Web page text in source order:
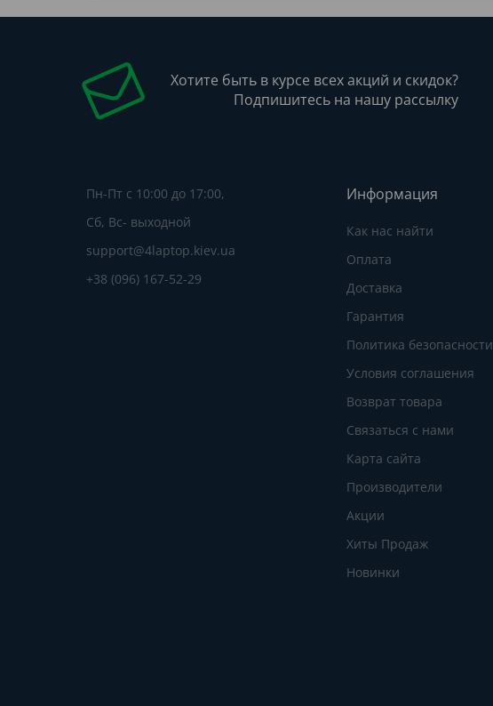
Хотите быть в курсе всех акций и скидок?
Подпишитесь на нашу рассылку
Пн-Пт с 10:00 до 17:00,
Сб, Вс- выходной
support@4laptop.kiev.ua
+38 (096) 167-52-29
Информация
Как нас найти
Оплата
Доставка
Гарантия
Политика безопасности
Условия соглашения
Возврат товара
Связаться с нами
Карта сайта
Производители
Акции
Хиты Продаж
Новинки